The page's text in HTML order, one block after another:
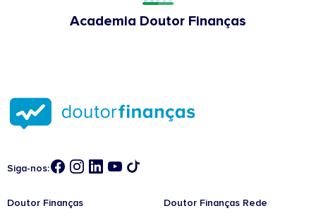
Academia Doutor Finanças
Siga-nos:
Doutor Finanças Doutor Finanças Rede